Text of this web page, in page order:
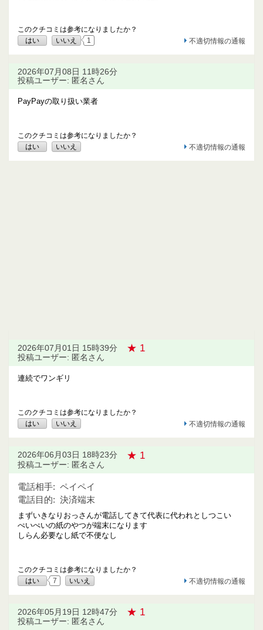
このクチコミは参考になりましたか？
はい
いいえ 1 不適切情報の通報
2026年07月08日 11時26分
投稿ユーザー: 匿名さん
PayPayの取り扱い業者
このクチコミは参考になりましたか？
はい
いいえ 不適切情報の通報
2026年07月01日 15時39分 ★ 1
投稿ユーザー: 匿名さん
連続でワンギリ
このクチコミは参考になりましたか？
はい
いいえ 不適切情報の通報
2026年06月03日 18時23分 ★ 1
投稿ユーザー: 匿名さん
電話相手: ペイペイ
電話目的: 決済端末
まずいきなりおっさんが電話してきて代表に代われとしつこい
ぺいぺいの紙のやつが端末になります
しらん必要なし紙で不便なし
このクチコミは参考になりましたか？
はい
7 いいえ 不適切情報の通報
2026年05月19日 12時47分 ★ 1
投稿ユーザー: 匿名さん